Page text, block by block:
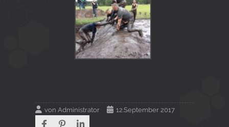
von Administrator 12.September 2017